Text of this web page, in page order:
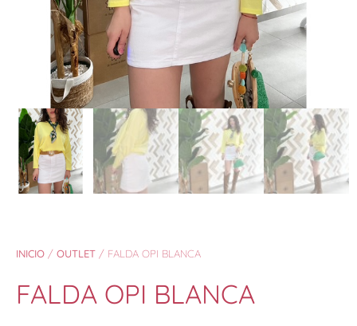
INICIO / OUTLET / FALDA OPI BLANCA
FALDA OPI BLANCA